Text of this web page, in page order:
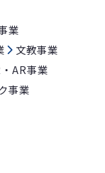
業
文教事業
AR事業
事業